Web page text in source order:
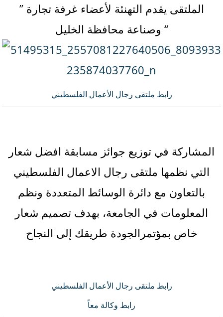
” الملتقى يقدم التهنئة لأعضاء غرفة تجارة
وصناعة محافظة الخليل “
رابط ملتقى رجال الأعمال الفلسطيني
المشاركة في توزيع جوائز مسابقة افضل شعار
التي نظمها ملتقى رجال الاعمال الفلسطيني
بالتعاون مع دائرة الوسائط المتعددة ونظم
المعلومات في الجامعة، بهدف تصميم شعار
خاص بمؤتمرالجودة طريقك إلى النجاح
رابط ملتقى رجال الأعمال الفلسطيني
رابط وكالة معاً